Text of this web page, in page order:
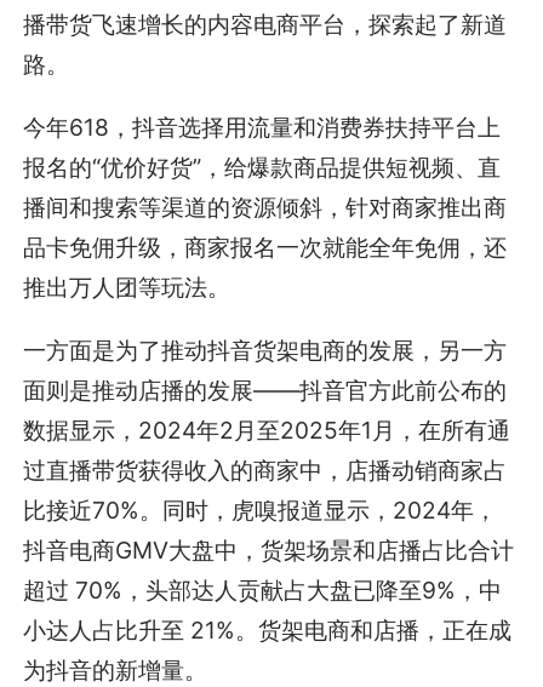
播带货飞速增长的内容电商平台，探索起了新道
路。
今年618，抖音选择用流量和消费券扶持平台上
报名的“优价好货”，给爆款商品提供短视频、直
播间和搜索等渠道的资源倾斜，针对商家推出商
品卡免佣升级，商家报名一次就能全年免佣，还
推出万人团等玩法。
一方面是为了推动抖音货架电商的发展，另一方
面则是推动店播的发展——抖音官方此前公布的
数据显示，2024年2月至2025年1月，在所有通
过直播带货获得收入的商家中，店播动销商家占
比接近70%。同时，虎嗅报道显示，2024年，
抖音电商GMV大盘中，货架场景和店播占比合计
超过 70%，头部达人贡献占大盘已降至9%，中
小达人占比升至 21%。货架电商和店播，正在成
为抖音的新增量。